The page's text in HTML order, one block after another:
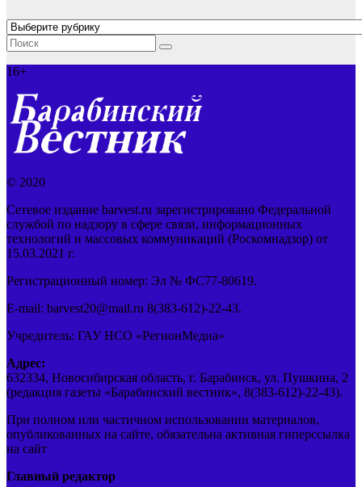
Рубрики
16+
© 2020
Сетевое издание barvest.ru зарегистрировано Федеральной
службой по надзору в сфере связи, информационных
технологий и массовых коммуникаций (Роскомнадзор) от
15.03.2021 г.
Регистрационный номер: Эл № ФС77-80619.
E-mail: barvest20@mail.ru 8(383-612)-22-43.
Учредитель: ГАУ НСО «РегионМедиа»
Адрес:
632334, Новосибирская область, г. Барабинск, ул. Пушкина, 2
(редакция газеты «Барабинский вестник», 8(383-612)-22-43).
При полном или частичном использовании материалов,
опубликованных на сайте, обязательна активная гиперссылка
на сайт
Главный редактор